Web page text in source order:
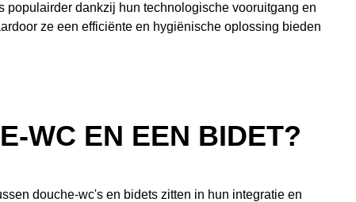
populairder dankzij hun technologische vooruitgang en
ze een efficiënte en hygiënische oplossing bieden
WC EN EEN BIDET?
douche-wc's en bidets zitten in hun integratie en